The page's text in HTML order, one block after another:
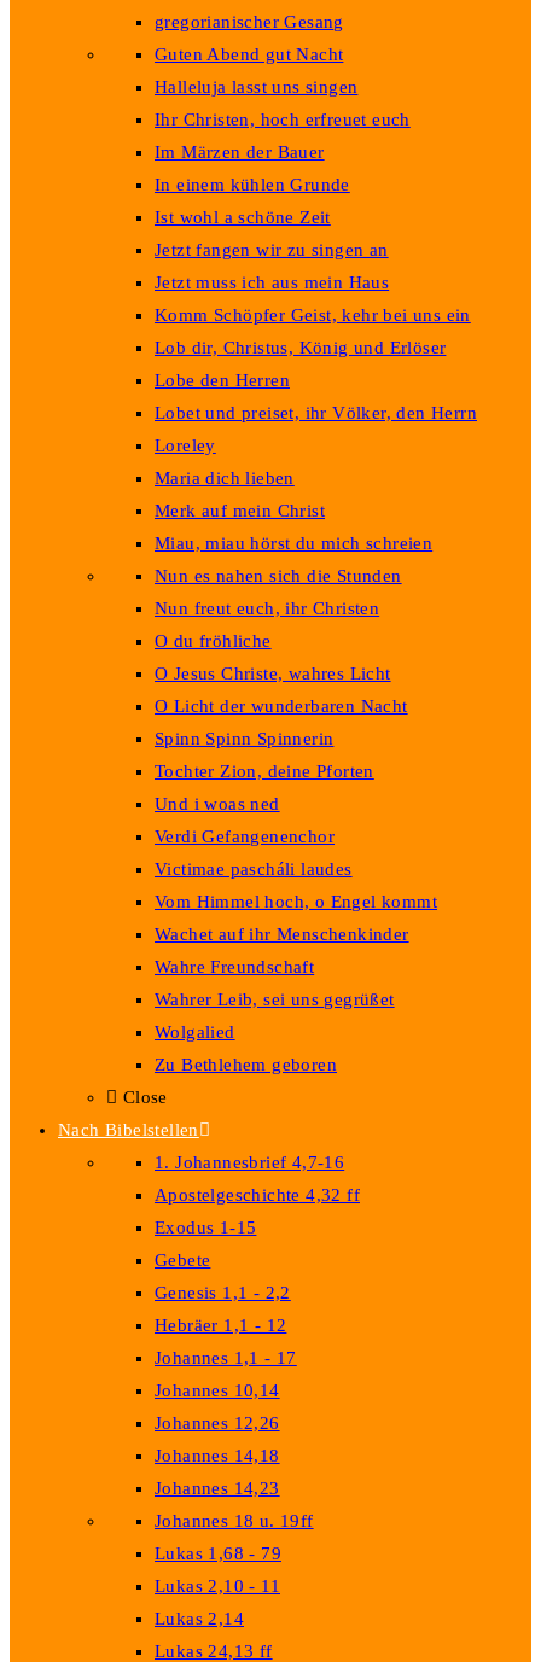
gregorianischer Gesang
Guten Abend gut Nacht
Halleluja lasst uns singen
Ihr Christen, hoch erfreuet euch
Im Märzen der Bauer
In einem kühlen Grunde
Ist wohl a schöne Zeit
Jetzt fangen wir zu singen an
Jetzt muss ich aus mein Haus
Komm Schöpfer Geist, kehr bei uns ein
Lob dir, Christus, König und Erlöser
Lobe den Herren
Lobet und preiset, ihr Völker, den Herrn
Loreley
Maria dich lieben
Merk auf mein Christ
Miau, miau hörst du mich schreien
Nun es nahen sich die Stunden
Nun freut euch, ihr Christen
O du fröhliche
O Jesus Christe, wahres Licht
O Licht der wunderbaren Nacht
Spinn Spinn Spinnerin
Tochter Zion, deine Pforten
Und i woas ned
Verdi Gefangenenchor
Victimae pascháli laudes
Vom Himmel hoch, o Engel kommt
Wachet auf ihr Menschenkinder
Wahre Freundschaft
Wahrer Leib, sei uns gegrüßet
Wolgalied
Zu Bethlehem geboren
Close
Nach Bibelstellen
1. Johannesbrief 4,7-16
Apostelgeschichte 4,32 ff
Exodus 1-15
Gebete
Genesis 1,1 - 2,2
Hebräer 1,1 - 12
Johannes 1,1 - 17
Johannes 10,14
Johannes 12,26
Johannes 14,18
Johannes 14,23
Johannes 18 u. 19ff
Lukas 1,68 - 79
Lukas 2,10 - 11
Lukas 2,14
Lukas 24,13 ff